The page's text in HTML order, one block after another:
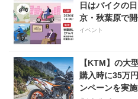
日はバイクの
京・秋葉原で開
イベント
【KTM】の大
購入時に35万
ンペーンを実施